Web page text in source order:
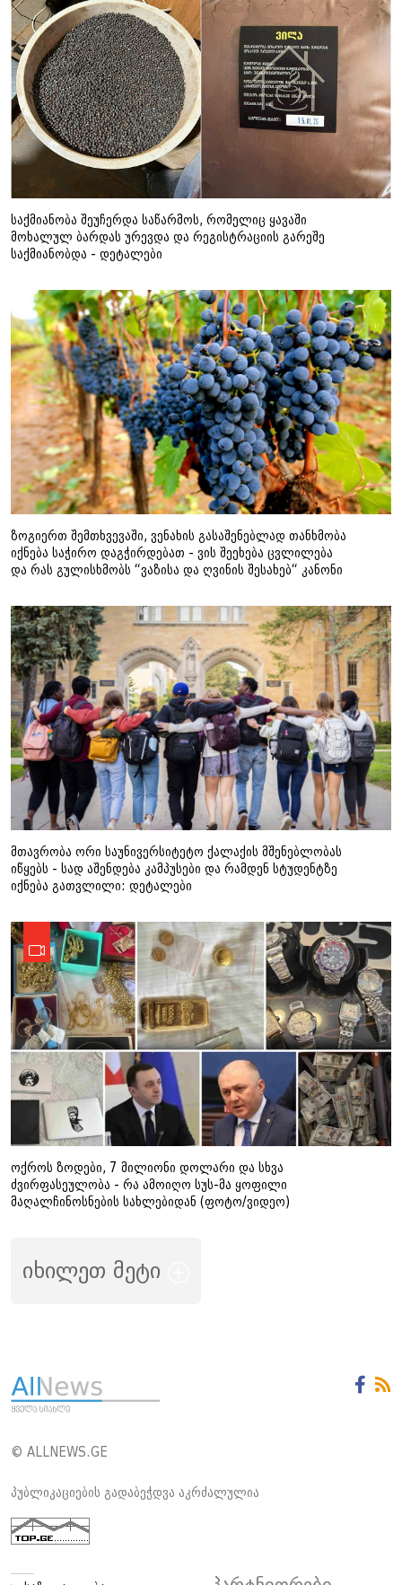
საქმიანობა შეუჩერდა საწარმოს, რომელიც ყავაში
მოხალულ ბარდას ურევდა და რეგისტრაციის გარეშე
საქმიანობდა - დეტალები
ზოგიერთ შემთხვევაში, ვენახის გასაშენებლად თანხმობა
იქნება საჭირო დაგჭირდებათ - ვის შეეხება ცვლილება
და რას გულისხმობს “ვაზისა და ღვინის შესახებ“ კანონი
მთავრობა ორი საუნივერსიტეტო ქალაქის მშენებლობას
იწყებს - სად აშენდება კამპუსები და რამდენ სტუდენტზე
იქნება გათვლილი: დეტალები
ოქროს ზოდები, 7 მილიონი დოლარი და სხვა
ძვირფასეულობა - რა ამოიღო სუს-მა ყოფილი
მაღალჩინოსნების სახლებიდან (ფოტო/ვიდეო)
იხილეთ მეტი
© ALLNEWS.GE
პუბლიკაციების გადაბეჭდვა აკრძალულია